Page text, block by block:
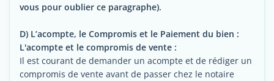
vous pour oublier ce paragraphe).
D) L’acompte, le Compromis et le Paiement du bien :
L'acompte et le compromis de vente :
Il est courant de demander un acompte et de rédiger un
compromis de vente avant de passer chez le notaire